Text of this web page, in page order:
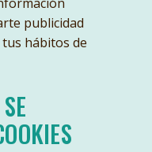
publicidad
tus hábitos de